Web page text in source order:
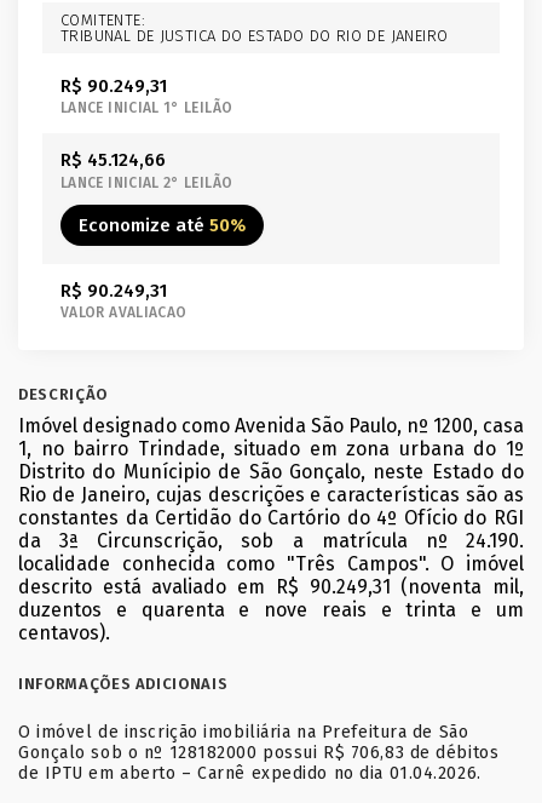
COMITENTE:
TRIBUNAL DE JUSTICA DO ESTADO DO RIO DE JANEIRO
R$ 90.249,31
LANCE INICIAL 1° LEILÃO
R$ 45.124,66
LANCE INICIAL 2° LEILÃO
Economize até 50%
R$ 90.249,31
VALOR AVALIACAO
DESCRIÇÃO
Imóvel designado como Avenida São Paulo, nº 1200, casa
1, no bairro Trindade, situado em zona urbana do 1º
Distrito do Munícipio de São Gonçalo, neste Estado do
Rio de Janeiro, cujas descrições e características são as
constantes da Certidão do Cartório do 4º Ofício do RGI
da 3ª Circunscrição, sob a matrícula nº 24.190.
localidade conhecida como "Três Campos". O imóvel
descrito está avaliado em R$ 90.249,31 (noventa mil,
duzentos e quarenta e nove reais e trinta e um
centavos).
INFORMAÇÕES ADICIONAIS
O imóvel de inscrição imobiliária na Prefeitura de São
Gonçalo sob o nº 128182000 possui R$ 706,83 de débitos
de IPTU em aberto – Carnê expedido no dia 01.04.2026.